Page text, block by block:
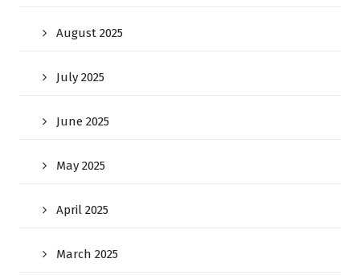
August 2025
July 2025
June 2025
May 2025
April 2025
March 2025